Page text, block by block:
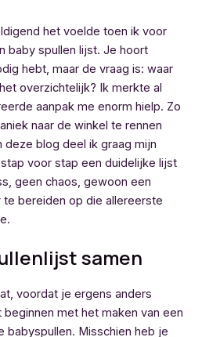
het voelde toen ik voor
baby spullen lijst. Je hoort
hebt, maar de vraag is: waar
overzichtelijk? Ik merkte al
aanpak me enorm hielp. Zo
naar de winkel te rennen
deze blog deel ik graag mijn
voor stap een duidelijke lijst
geen chaos, gewoon een
te bereiden op die allereerste
samen
voordat je ergens anders
met het maken van een
babyspullen. Misschien heb je